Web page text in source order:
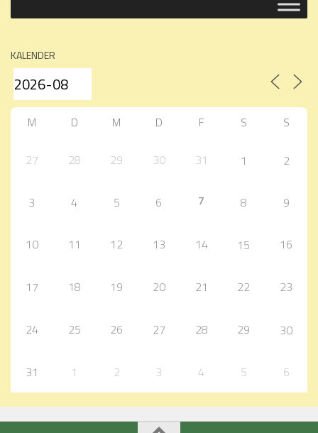
KALENDER
M D M D F S S
27 28 29 30 31 1 2
3 4 5 6 7 8 9
10 11 12 13 14 15 16
17 18 19 20 21 22 23
24 25 26 27 28 29 30
31 1 2 3 4 5 6